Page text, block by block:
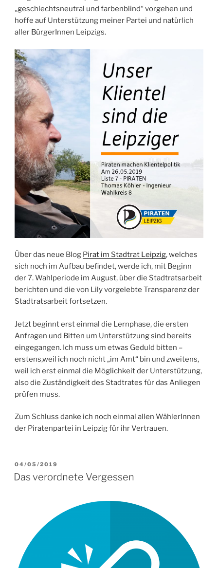
„geschlechtsneutral und farbenblind“ vorgehen und
hoffe auf Unterstützung meiner Partei und natürlich
aller BürgerInnen Leipzigs.
Über das neue Blog Pirat im Stadtrat Leipzig, welches
sich noch im Aufbau befindet, werde ich, mit Beginn
der 7. Wahlperiode im August, über die Stadtratsarbeit
berichten und die von Lily vorgelebte Transparenz der
Stadtratsarbeit fortsetzen.
Jetzt beginnt erst einmal die Lernphase, die ersten
Anfragen und Bitten um Unterstützung sind bereits
eingegangen. Ich muss um etwas Geduld bitten –
erstens,weil ich noch nicht „im Amt“ bin und zweitens,
weil ich erst einmal die Möglichkeit der Unterstützung,
also die Zuständigkeit des Stadtrates für das Anliegen
prüfen muss.
Zum Schluss danke ich noch einmal allen WählerInnen
der Piratenpartei in Leipzig für ihr Vertrauen.
VERÖFFENTLICHT
AM
04/05/2019
Das verordnete Vergessen